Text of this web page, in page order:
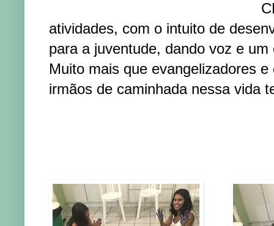
atividades, com o intuito de
para a juventude, dando voz e
Muito mais que evangelizadores
irmãos de caminhada nessa vida